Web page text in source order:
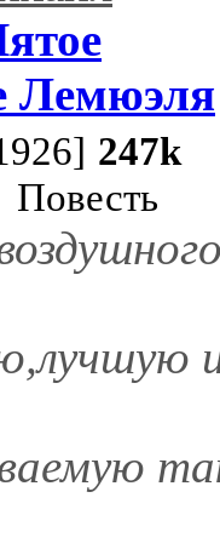
Лемюэля
247k
Повесть